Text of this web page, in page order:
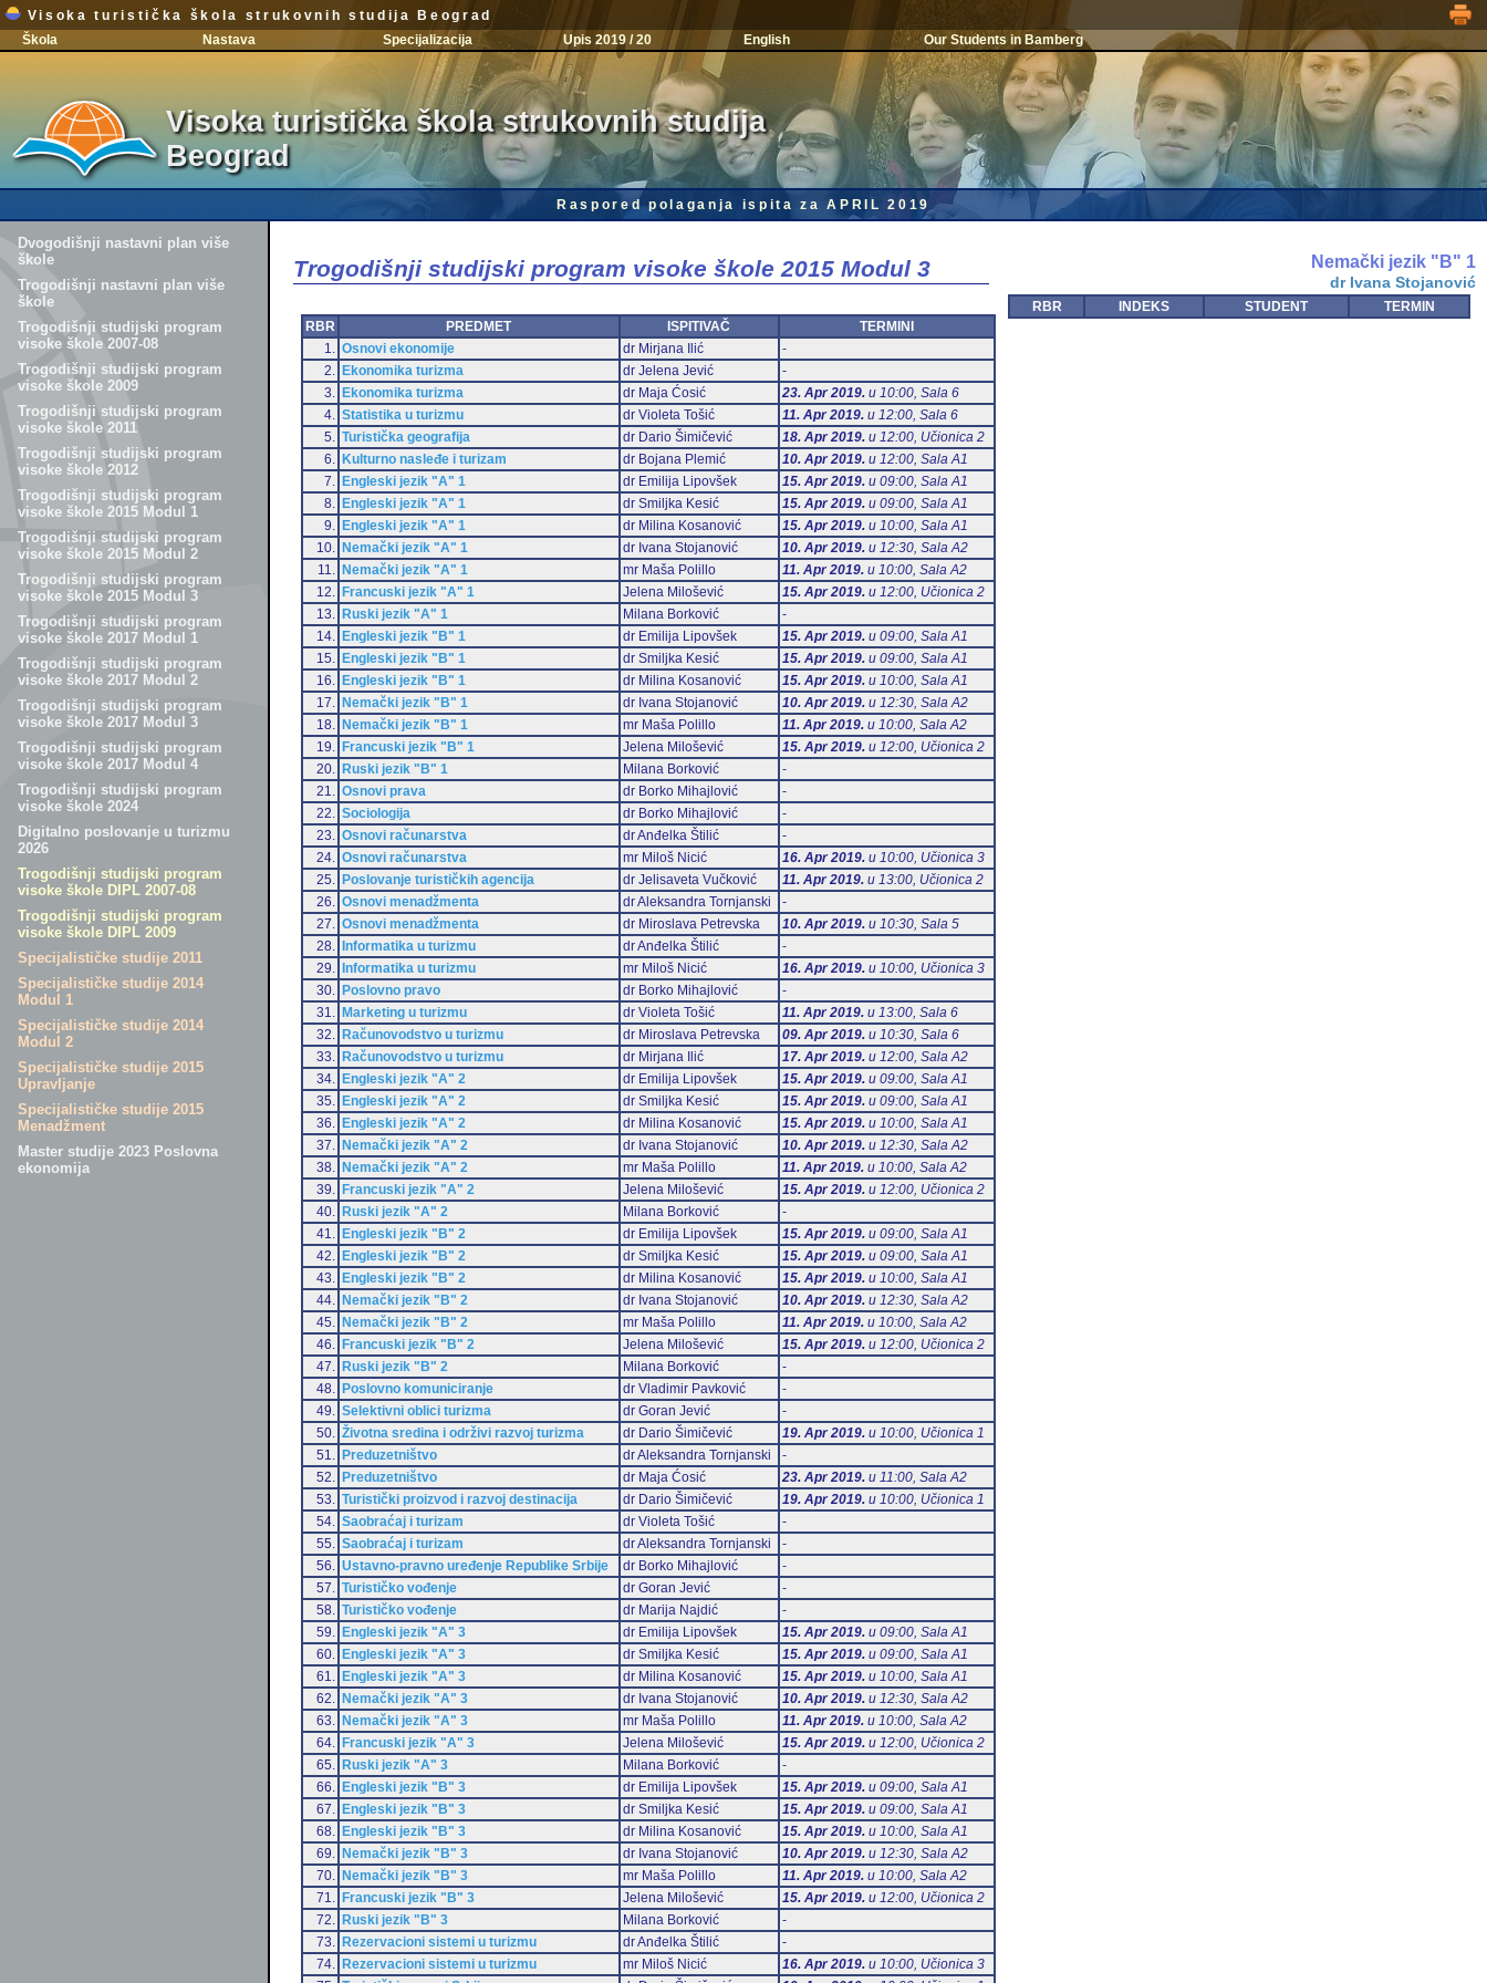
Visoka turistička škola strukovnih studija Beograd
Škola
Nastava Specijalizacija Upis 2019 / 20 English Our Students in Bamberg
Visoka turistička škola strukovnih studija
Beograd
Raspored polaganja ispita za APRIL 2019
Dvogodišnji nastavni plan više
škole
Trogodišnji nastavni plan više
škole
Trogodišnji studijski program
visoke škole 2007-08
Trogodišnji studijski program
visoke škole 2009
Trogodišnji studijski program
visoke škole 2011
Trogodišnji studijski program
visoke škole 2012
Trogodišnji studijski program
visoke škole 2015 Modul 1
Trogodišnji studijski program
visoke škole 2015 Modul 2
Trogodišnji studijski program
visoke škole 2015 Modul 3
Trogodišnji studijski program
visoke škole 2017 Modul 1
Trogodišnji studijski program
visoke škole 2017 Modul 2
Trogodišnji studijski program
visoke škole 2017 Modul 3
Trogodišnji studijski program
visoke škole 2017 Modul 4
Trogodišnji studijski program
visoke škole 2024
Digitalno poslovanje u turizmu
2026
Trogodišnji studijski program
visoke škole DIPL 2007-08
Trogodišnji studijski program
visoke škole DIPL 2009
Specijalističke studije 2011
Specijalističke studije 2014
Modul 1
Specijalističke studije 2014
Modul 2
Specijalističke studije 2015
Upravljanje
Specijalističke studije 2015
Menadžment
Master studije 2023 Poslovna
ekonomija
Trogodišnji studijski program visoke škole 2015 Modul 3
RBR PREDMET ISPITIVAČ
TERMINI
1.
Osnovi ekonomije dr Mirjana Ilić
-
2.
Ekonomika turizma dr Jelena Jević
-
3.
Ekonomika turizma dr Maja Ćosić 23. Apr 2019.u 10:00, Sala 6
4.
Statistika u turizmu dr Violeta Tošić 11. Apr 2019.u 12:00, Sala 6
5.
Turistička geografija dr Dario Šimičević 18. Apr 2019.u 12:00, Učionica 2
6.
Kulturno nasleđe i turizam dr Bojana Plemić 10. Apr 2019.u 12:00, Sala А1
7.
Engleski jezik "A" 1 dr Emilija Lipovšek 15. Apr 2019.u 09:00, Sala А1
8.
Engleski jezik "A" 1 dr Smiljka Kesić 15. Apr 2019.u 09:00, Sala А1
9.
Engleski jezik "A" 1 dr Milina Kosanović 15. Apr 2019.u 10:00, Sala А1
10.
Nemački jezik "A" 1 dr Ivana Stojanović 10. Apr 2019.u 12:30, Sala А2
11.
Nemački jezik "A" 1 mr Maša Polillo 11. Apr 2019.u 10:00, Sala А2
12.
Francuski jezik "A" 1 Jelena Milošević 15. Apr 2019.u 12:00, Učionica 2
13.
Ruski jezik "A" 1 Milana Borković
-
14.
Engleski jezik "B" 1 dr Emilija Lipovšek 15. Apr 2019.u 09:00, Sala А1
15.
Engleski jezik "B" 1 dr Smiljka Kesić 15. Apr 2019.u 09:00, Sala А1
16.
Engleski jezik "B" 1 dr Milina Kosanović 15. Apr 2019.u 10:00, Sala А1
17.
Nemački jezik "B" 1 dr Ivana Stojanović 10. Apr 2019.u 12:30, Sala А2
18.
Nemački jezik "B" 1 mr Maša Polillo 11. Apr 2019.u 10:00, Sala А2
19.
Francuski jezik "B" 1 Jelena Milošević 15. Apr 2019.u 12:00, Učionica 2
20.
Ruski jezik "B" 1 Milana Borković
-
21.
Osnovi prava dr Borko Mihajlović
-
22.
Sociologija dr Borko Mihajlović
-
23.
Osnovi računarstva dr Anđelka Štilić
-
24.
Osnovi računarstva mr Miloš Nicić 16. Apr 2019.u 10:00, Učionica 3
25.
Poslovanje turističkih agencija dr Jelisaveta Vučković 11. Apr 2019.u 13:00, Učionica 2
26.
Osnovi menadžmenta dr Aleksandra Tornjanski
-
27.
Osnovi menadžmenta dr Miroslava Petrevska 10. Apr 2019.u 10:30, Sala 5
28.
Informatika u turizmu dr Anđelka Štilić
-
29.
Informatika u turizmu mr Miloš Nicić 16. Apr 2019.u 10:00, Učionica 3
30.
Poslovno pravo dr Borko Mihajlović
-
31.
Marketing u turizmu dr Violeta Tošić 11. Apr 2019.u 13:00, Sala 6
32.
Računovodstvo u turizmu dr Miroslava Petrevska 09. Apr 2019.u 10:30, Sala 6
33.
Računovodstvo u turizmu dr Mirjana Ilić 17. Apr 2019.u 12:00, Sala А2
34.
Engleski jezik "A" 2 dr Emilija Lipovšek 15. Apr 2019.u 09:00, Sala А1
35.
Engleski jezik "A" 2 dr Smiljka Kesić 15. Apr 2019.u 09:00, Sala А1
36.
Engleski jezik "A" 2 dr Milina Kosanović 15. Apr 2019.u 10:00, Sala А1
37.
Nemački jezik "A" 2 dr Ivana Stojanović 10. Apr 2019.u 12:30, Sala А2
38.
Nemački jezik "A" 2 mr Maša Polillo 11. Apr 2019.u 10:00, Sala А2
39.
Francuski jezik "A" 2 Jelena Milošević 15. Apr 2019.u 12:00, Učionica 2
40.
Ruski jezik "A" 2 Milana Borković
-
41.
Engleski jezik "B" 2 dr Emilija Lipovšek 15. Apr 2019.u 09:00, Sala А1
42.
Engleski jezik "B" 2 dr Smiljka Kesić 15. Apr 2019.u 09:00, Sala А1
43.
Engleski jezik "B" 2 dr Milina Kosanović 15. Apr 2019.u 10:00, Sala А1
44.
Nemački jezik "B" 2 dr Ivana Stojanović 10. Apr 2019.u 12:30, Sala А2
45.
Nemački jezik "B" 2 mr Maša Polillo 11. Apr 2019.u 10:00, Sala А2
46.
Francuski jezik "B" 2 Jelena Milošević 15. Apr 2019.u 12:00, Učionica 2
47.
Ruski jezik "B" 2 Milana Borković
-
48.
Poslovno komuniciranje dr Vladimir Pavković
-
49.
Selektivni oblici turizma dr Goran Jević
-
50.
Životna sredina i održivi razvoj turizma dr Dario Šimičević 19. Apr 2019.u 10:00, Učionica 1
51.
Preduzetništvo dr Aleksandra Tornjanski
-
52.
Preduzetništvo dr Maja Ćosić 23. Apr 2019.u 11:00, Sala А2
53.
Turistički proizvod i razvoj destinacija dr Dario Šimičević 19. Apr 2019.u 10:00, Učionica 1
54.
Saobraćaj i turizam dr Violeta Tošić
-
55.
Saobraćaj i turizam dr Aleksandra Tornjanski
-
56.
Ustavno-pravno uređenje Republike Srbije dr Borko Mihajlović
-
57.
Turističko vođenje dr Goran Jević
-
58.
Turističko vođenje dr Marija Najdić
-
59.
Engleski jezik "A" 3 dr Emilija Lipovšek 15. Apr 2019.u 09:00, Sala А1
60.
Engleski jezik "A" 3 dr Smiljka Kesić 15. Apr 2019.u 09:00, Sala А1
61.
Engleski jezik "A" 3 dr Milina Kosanović 15. Apr 2019.u 10:00, Sala А1
62.
Nemački jezik "A" 3 dr Ivana Stojanović 10. Apr 2019.u 12:30, Sala А2
63.
Nemački jezik "A" 3 mr Maša Polillo 11. Apr 2019.u 10:00, Sala А2
64.
Francuski jezik "A" 3 Jelena Milošević 15. Apr 2019.u 12:00, Učionica 2
65.
Ruski jezik "A" 3 Milana Borković
-
66.
Engleski jezik "B" 3 dr Emilija Lipovšek 15. Apr 2019.u 09:00, Sala А1
67.
Engleski jezik "B" 3 dr Smiljka Kesić 15. Apr 2019.u 09:00, Sala А1
68.
Engleski jezik "B" 3 dr Milina Kosanović 15. Apr 2019.u 10:00, Sala А1
69.
Nemački jezik "B" 3 dr Ivana Stojanović 10. Apr 2019.u 12:30, Sala А2
70.
Nemački jezik "B" 3 mr Maša Polillo 11. Apr 2019.u 10:00, Sala А2
71.
Francuski jezik "B" 3 Jelena Milošević 15. Apr 2019.u 12:00, Učionica 2
72.
Ruski jezik "B" 3 Milana Borković
-
73.
Rezervacioni sistemi u turizmu dr Anđelka Štilić
-
74.
Rezervacioni sistemi u turizmu mr Miloš Nicić 16. Apr 2019.u 10:00, Učionica 3
Nemački jezik "B" 1
dr Ivana Stojanović
RBR INDEKS STUDENT TERMIN